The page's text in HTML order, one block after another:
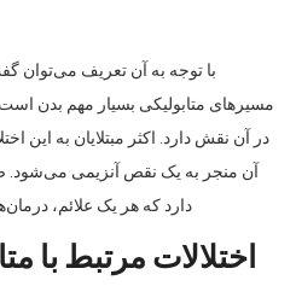
با توجه به آن تعریف می‌توان
در آن نقش دارد. اکثر مبتلایان به این
آن منجر به یک نقص آنزیمی می‌شود.
دارد که هر یک علائم،
اختلالات مرتبط با